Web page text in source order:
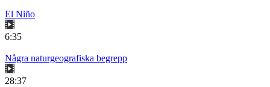
El Niño
6:35
Några naturgeografiska begrepp
28:37